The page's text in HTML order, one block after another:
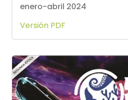
enero-abril 2024
Versión PDF